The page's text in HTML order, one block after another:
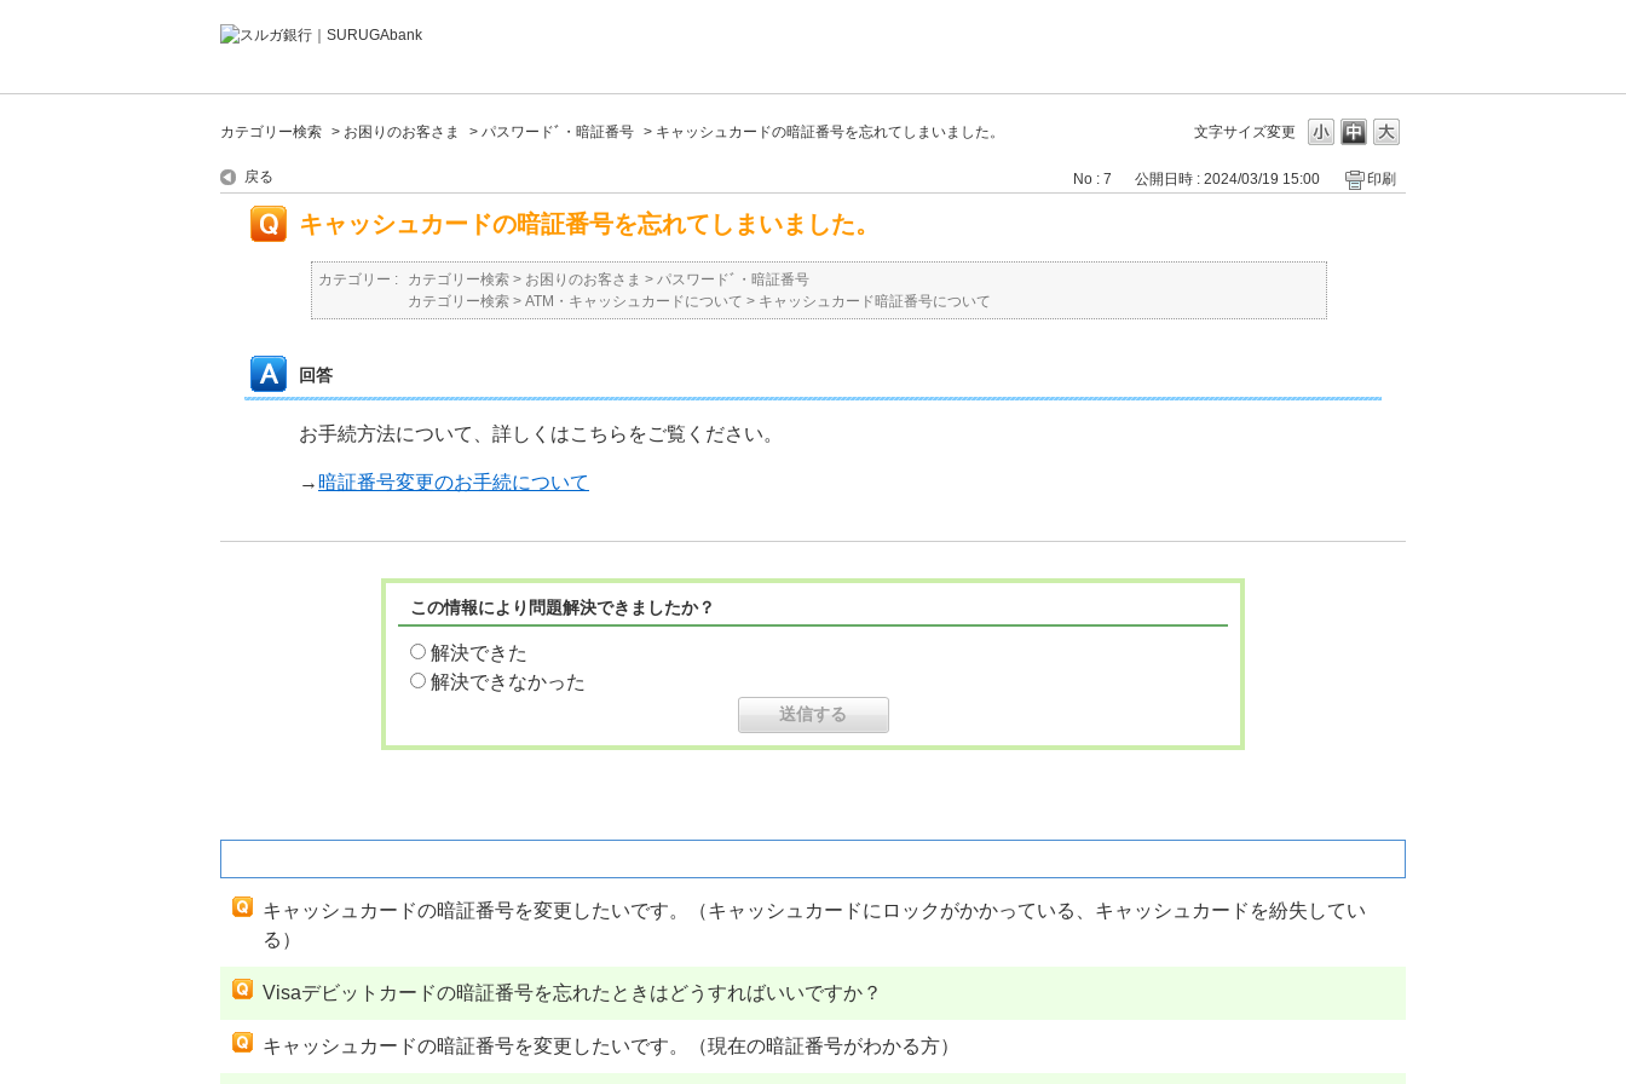
文字サイズ変更
カテゴリー検索 > お困りのお客さま > パスワードﾞ・暗証番号 > キャッシュカードの暗証番号を忘れてしまいました。
戻る No : 7 公開日時 : 2024/03/19 15:00 印刷
キャッシュカードの暗証番号を忘れてしまいました。
カテゴリー : カテゴリー検索 > お困りのお客さま > パスワードﾞ・暗証番号
カテゴリー検索 > ATM・キャッシュカードについて > キャッシュカード暗証番号について
回答
お手続方法について、詳しくはこちらをご覧ください。
→ 暗証番号変更のお手続について
この情報により問題解決できましたか？
解決できた
解決できなかった
キャッシュカードの暗証番号を変更したいです。（キャッシュカードにロックがかかっている、キャッシュカードを紛失してい
る）
Visaデビットカードの暗証番号を忘れたときはどうすればいいですか？
キャッシュカードの暗証番号を変更したいです。（現在の暗証番号がわかる方）